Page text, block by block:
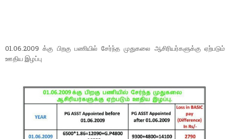
01.06.2009 க்கு பிறகு பணியில் சேர்ந்த முதுகலை ஆசிரியர்களுக்கு ஏற்படும்
ஊதிய இழப்பு